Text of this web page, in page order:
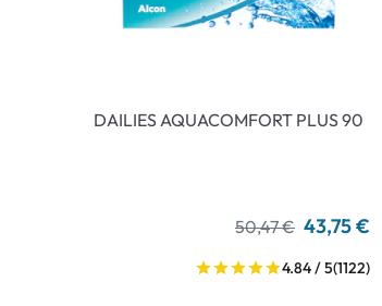
DAILIES AQUACOMFORT PLUS 90
50,47 € 43,75 €
4.84 / 5(1122)